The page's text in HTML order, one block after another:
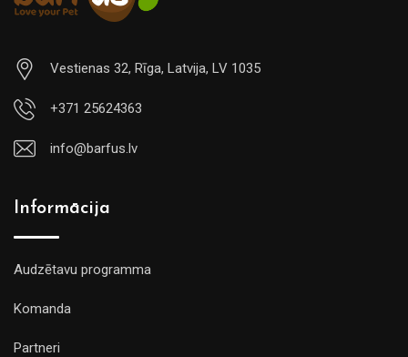
Vestienas 32, Rīga, Latvija, LV 1035
+371 25624363
info@barfus.lv
Informācija
Audzētavu programma
Komanda
Partneri